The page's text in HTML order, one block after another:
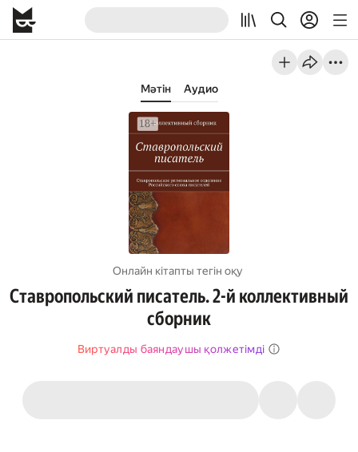
Мәтін Аудио
Онлайн кітапты тегін оқу
Ставропольский писатель. 2-й коллективный
сборник
Виртуалды баяндаушы қолжетімді